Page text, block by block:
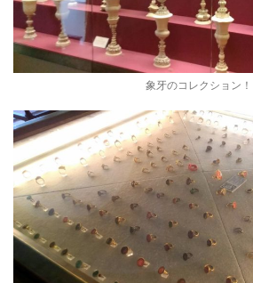
象牙のコレクション！